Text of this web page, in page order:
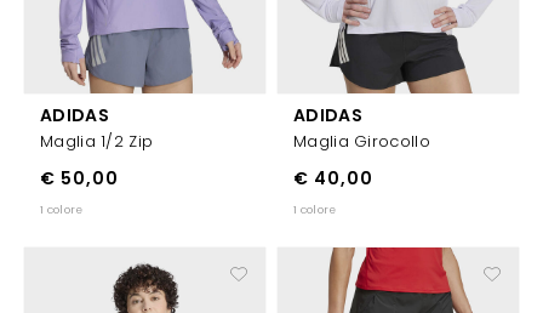
ADIDAS
Maglia 1/2 Zip
€ 50,00
1 colore
ADIDAS
Maglia Girocollo
€ 40,00
1 colore